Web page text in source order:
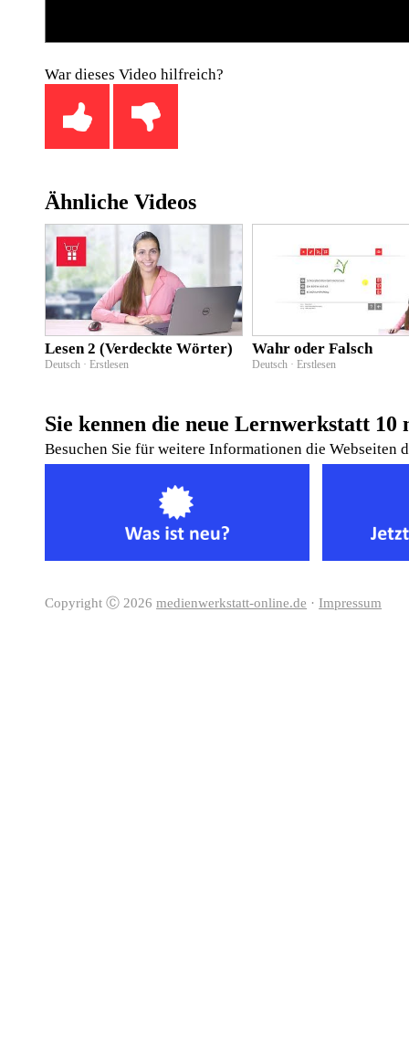
War dieses Video hilfreich?
Ähnliche Videos
Lesen 2 (Verdeckte Wörter)
Deutsch · Erstlesen
Wahr oder Falsch
Deutsch · Erstlesen
Sie kennen die neue Lernwerkstatt 10
Besuchen Sie für weitere Informationen die Webseiten
Copyright Ⓒ 2026medienwerkstatt-online.de · Impressum